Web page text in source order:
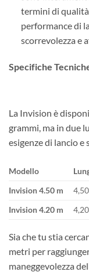
termini di
performance di
scorrevolezza e
Specifiche
La Invision è
grammi, ma in due
esigenze di lancio e
Modello
Invision 4.50 m
Invision 4.20 m
Sia che tu stia
metri per
maneggevolezza